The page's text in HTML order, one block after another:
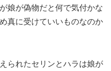
娘が偽物だと何で気付かな
真に受けていいものなのか
られたセリンとハラは娘が